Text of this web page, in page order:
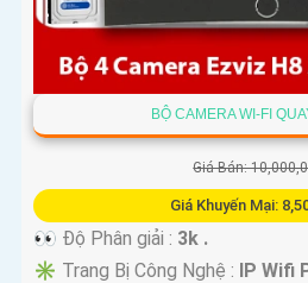
BỘ CAMERA WI-FI
Giá Bán:
Giá Khuyến Mại:
👀 Độ Phân giải : 3k .
✳️ Trang Bị Công Nghệ : IP Wifi